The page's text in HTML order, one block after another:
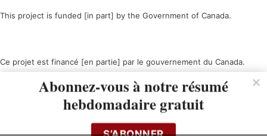
This project is funded [in part] by the Government of Canada.
Ce projet est financé [en partie] par le gouvernement du Canada.
Abonnez-vous à notre résumé
hebdomadaire gratuit